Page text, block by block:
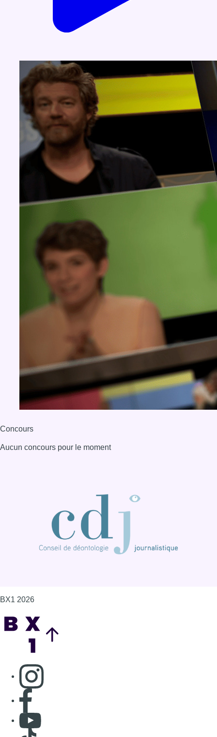
Aucun concours pour le moment
Consulter page Instagram
S'abonner à notre newsletter
Connaître BX1
Publicité
Offres d'emploi
Contact
Mentions légales
Politique de cookies (UE)